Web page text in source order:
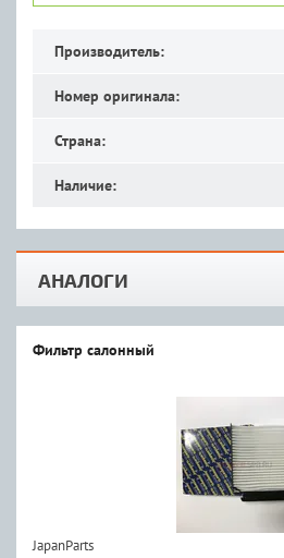
Производитель:
Номер оригинала:
Страна:
Наличие:
АНАЛОГИ
Фильтр салонный
JapanParts